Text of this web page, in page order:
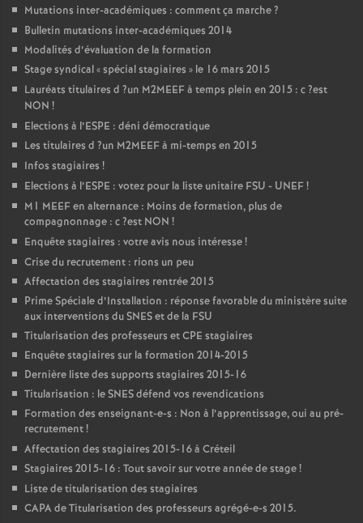
Mutations inter-académiques : comment ça marche?
Bulletin mutations inter-académiques 2014
Modalités d’évaluation de la formation
Stage syndical «spécial stagiaires » le 16 mars 2015
Lauréats titulaires d ?un M2MEEFà temps plein en 2015 : c?est
NON !
Elections à l’ESPE : déni démocratique
Les titulaires d ?un M2MEEFà mi-temps en 2015
Infos stagiaires !
Elections à l’ESPE : votez pour la liste unitaire FSU - UNEF!
M1 MEEFen alternance : Moins de formation, plus de
compagnonnage : c?est NON !
Enquête stagiaires : votre avis nous intéresse!
Crise du recrutement : rions un peu
Affectation des stagiaires rentrée 2015
Prime Spéciale d’Installation : réponse favorable du ministère suite
aux interventions duSNESet de la FSU
Titularisation des professeurs etCPE stagiaires
Enquête stagiaires sur la formation 2014-2015
Dernière liste des supports stagiaires 2015-16
Titularisation : leSNESdéfend vos revendications
Formation des enseignant-e-s : Non à l’apprentissage, oui au pré-
recrutement!
Affectation des stagiaires 2015-16 à Créteil
Stagiaires 2015-16 : Tout savoir sur votre année de stage!
Liste de titularisation des stagiaires
CAPAde Titularisation des professeurs agrégé-e-s 2015.